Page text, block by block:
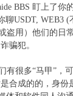
BBS 盯上了
聊USDT, WEB3 (
盗用）他们的日
骗犯。
有很多“马甲”，
合成的的，身